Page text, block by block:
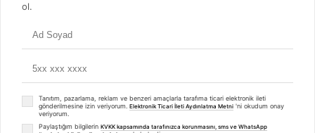
ol.
Tanıtım, pazarlama, reklam ve benzeri amaçlarla tarafıma ticari elektronik ileti
gönderilmesine izin veriyorum. Elektronik Ticari İleti Aydınlatma Metni 'ni okudum onay
veriyorum.
Paylaştığım bilgilerin KVKK kapsamında tarafınızca korunmasını, sms ve WhatsApp